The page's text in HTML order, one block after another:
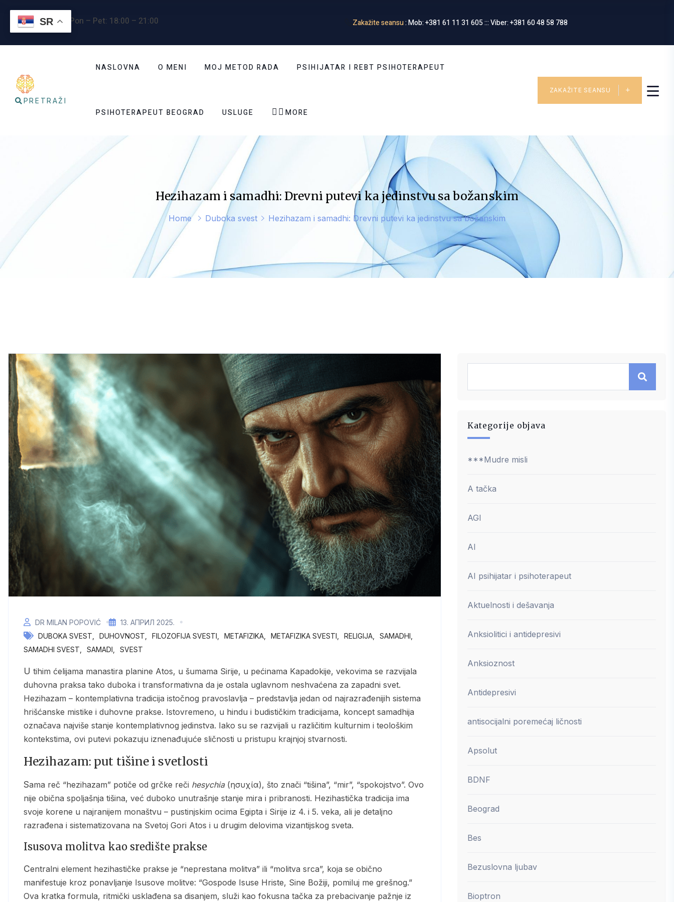
Radno vreme : Pon – Pet: 18:00 – 21:00 Zakažite seansu: Mob: +381 61 11 31 605 ::: Viber: +381 60 48 58 788
PRETRAŽI
NASLOVNA O MENI MOJ METOD RADA PSIHIJATAR I REBT PSIHOTERAPEUT
PSIHOTERAPEUT BEOGRAD USLUGE   MORE
ZAKAŽITE SEANSU
Hezihazam i samadhi: Drevni putevi ka jedinstvu sa božanskim
Home Duboka svest Hezihazam i samadhi: Drevni putevi ka jedinstvu sa božanskim
DR MILAN POPOVIĆ
13. АПРИЛ 2025.
DUBOKA SVEST
DUHOVNOST FILOZOFIJA SVESTI METAFIZIKA METAFIZIKA SVESTI RELIGIJA
SAMADHI
SAMADHI SVEST
SAMADI SVEST
U tihim ćelijama manastira planine Atos, u šumama Sirije, u pećinama Kapadokije, vekovima se razvijala
duhovna praksa tako duboka i transformativna da je ostala uglavnom neshvaćena za zapadni svet.
Hezihazam – kontemplativna tradicija istočnog pravoslavlja – predstavlja jedan od najrazrađenijih sistema
hrišćanske mistike i duhovne prakse. Istovremeno, u hindu i budističkim tradicijama, koncept samadhija
označava najviše stanje kontemplativnog jedinstva. Iako su se razvijali u različitim kulturnim i teološkim
kontekstima, ovi putevi pokazuju iznenađujuće sličnosti u pristupu krajnjoj stvarnosti.
Hezihazam: put tišine i svetlosti
Sama reč “hezihazam” potiče od grčke reči hesychia(ησυχία), što znači “tišina”, “mir”, “spokojstvo”. Ovo
nije obična spoljašnja tišina, već duboko unutrašnje stanje mira i pribranosti. Hezihastička tradicija ima
svoje korene u najranijem monaštvu – pustinjskim ocima Egipta i Sirije iz 4. i 5. veka, ali je detaljno
razrađena i sistematizovana na Svetoj Gori Atos i u drugim delovima vizantijskog sveta.
Isusova molitva kao središte prakse
Centralni element hezihastičke prakse je “neprestana molitva” ili “molitva srca”, koja se obično
manifestuje kroz ponavljanje Isusove molitve: “Gospode Isuse Hriste, Sine Božiji, pomiluj me grešnog.”
Ova kratka formula, ritmički usklađena sa disanjem, služi kao fokusna tačka za prebacivanje pažnje iz
Kategorije objava
***Mudre misli
A tačka
AGI
AI
AI psihijatar i psihoterapeut
Aktuelnosti i dešavanja
Anksiolitici i antidepresivi
Anksioznost
Antidepresivi
antisocijalni poremećaj ličnosti
Apsolut
BDNF
Beograd
Bes
Bezuslovna ljubav
Bioptron
SR